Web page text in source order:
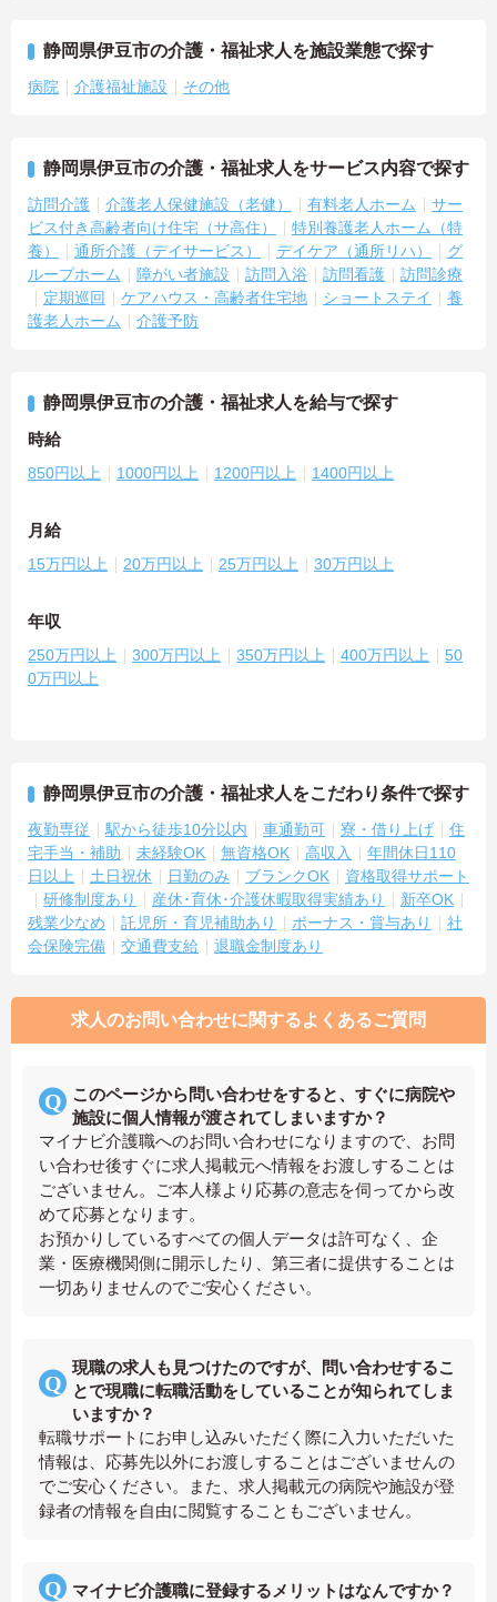
静岡県伊豆市の介護・福祉求人を施設業態で探す
病院 介護福祉施設 その他
静岡県伊豆市の介護・福祉求人をサービス内容で探す
訪問介護 介護老人保健施設（老健） 有料老人ホーム
サー
ビス付き高齢者向け住宅（サ高住）
特別養護老人ホーム（特
養）
通所介護（デイサービス） デイケア（通所リハ）
グ
ループホーム
障がい者施設 訪問入浴 訪問看護
訪問診療
定期巡回
ケアハウス・高齢者住宅地 ショートステイ
養
護老人ホーム
介護予防
静岡県伊豆市の介護・福祉求人を給与で探す
時給
850円以上 1000円以上 1200円以上 1400円以上
月給
15万円以上 20万円以上 25万円以上 30万円以上
年収
250万円以上 300万円以上 350万円以上 400万円以上
50
0万円以上
静岡県伊豆市の介護・福祉求人をこだわり条件で探す
夜勤専従 駅から徒歩10分以内 車通勤可 寮・借り上げ
住
宅手当・補助
未経験OK 無資格OK 高収入
年間休日110
日以上
土日祝休 日勤のみ ブランクOK
資格取得サポート
研修制度あり
産休･育休･介護休暇取得実績あり
新卒OK
残業少なめ
託児所・育児補助あり ボーナス・賞与あり
社
会保険完備
交通費支給 退職金制度あり
求人のお問い合わせに関するよくあるご質問
このページから問い合わせをすると、すぐに病院や
施設に個人情報が渡されてしまいますか？
マイナビ介護職へのお問い合わせになりますので、お問
い合わせ後すぐに求人掲載元へ情報をお渡しすることは
ございません。ご本人様より応募の意志を伺ってから改
めて応募となります。
お預かりしているすべての個人データは許可なく、企
業・医療機関側に開示したり、第三者に提供することは
一切ありませんのでご安心ください。
現職の求人も見つけたのですが、問い合わせするこ
とで現職に転職活動をしていることが知られてしま
いますか？
転職サポートにお申し込みいただく際に入力いただいた
情報は、応募先以外にお渡しすることはございませんの
でご安心ください。また、求人掲載元の病院や施設が登
録者の情報を自由に閲覧することもございません。
マイナビ介護職に登録するメリットはなんですか？